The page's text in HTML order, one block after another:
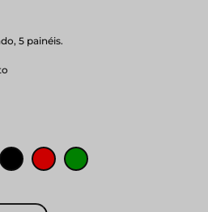
5 painéis.